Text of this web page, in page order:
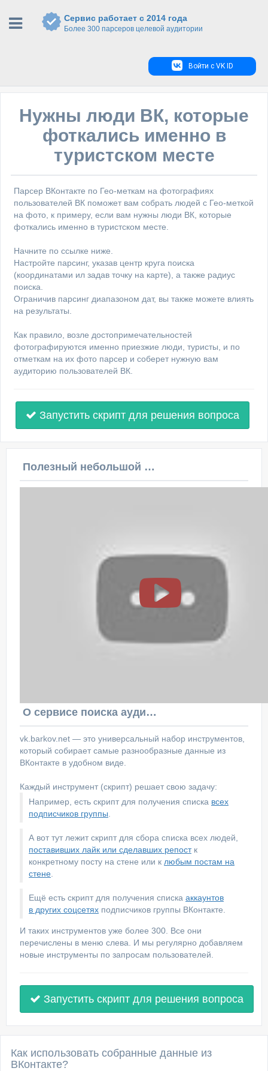
Сервис работает с 2014 года
Более 300 парсеров целевой аудитории
Войти с VK ID
Нужны люди ВК, которые
фоткались именно в
туристском месте
Парсер ВКонтакте по Гео-меткам на фотографиях
пользователей ВК поможет вам собрать людей с Гео-меткой
на фото, к примеру, если вам нужны люди ВК, которые
фоткались именно в туристском месте.
Начните по ссылке ниже.
Настройте парсинг, указав центр круга поиска
(координатами ил задав точку на карте), а также радиус
поиска.
Ограничив парсинг диапазоном дат, вы также можете влиять
на результаты.
Как правило, возле достопримечательностей
фотографируются именно приезжие люди, туристы, и по
отметкам на их фото парсер и соберет нужную вам
аудиторию пользователей ВК.
Запустить скрипт для решения вопроса
Полезный небольшой видеоурок по этой теме
О сервисе поиска аудитории ВКонтакте
vk.barkov.net — это универсальный набор инструментов,
который собирает самые разнообразные данные из
ВКонтакте в удобном виде.
Каждый инструмент (скрипт) решает свою задачу:
Например, есть скрипт для получения списка всех
подписчиков группы
А вот тут лежит скрипт для сбора списка всех людей,
поставивших лайк или сделавших репостк
конкретному посту на стене или к любым постам на
стене
Ещё есть скрипт для получения списка аккаунтов
в других соцсетях подписчиков группы ВКонтакте.
И таких инструментов уже более 300. Все они
перечислены в меню слева. И мы регулярно добавляем
новые инструменты по запросам пользователей.
Запустить скрипт для решения вопроса
Как использовать собранные данные из
ВКонтакте?